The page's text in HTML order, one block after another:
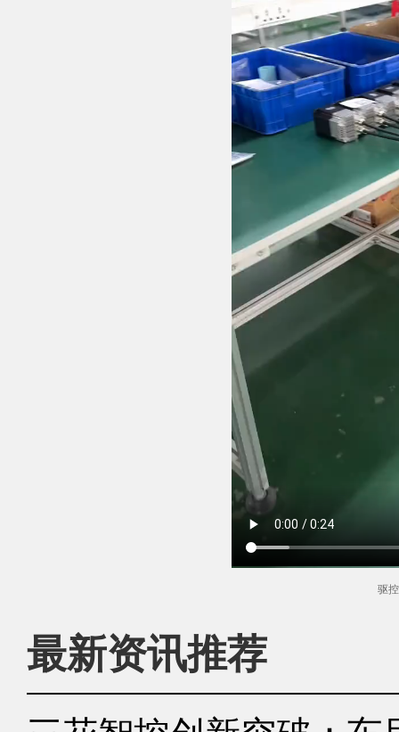
驱
最新资讯推荐